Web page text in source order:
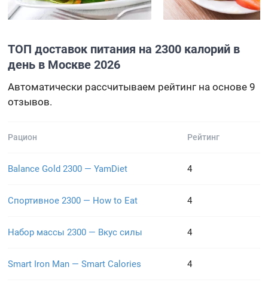
ТОП доставок питания на 2300 калорий в
день в Москве 2026
Автоматически рассчитываем рейтинг на основе 9
отзывов.
Рацион Рейтинг
Balance Gold 2300 — YamDiet 4
Спортивное 2300 — How to Eat 4
Набор массы 2300 — Вкус силы 4
Smart Iron Man — Smart Calories 4